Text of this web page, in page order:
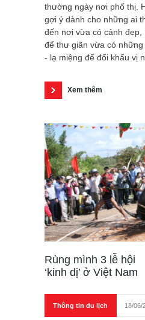
thường ngày nơi phố thị.
gợi ý dành cho những ai
đến nơi vừa có cảnh
để thư giãn vừa có
- lạ miệng để đổi khẩu vị
Xem thêm
Rùng mình 3 lễ hội
‘kinh dị’ ở Việt Nam
Thông tin du lịch 18/06/